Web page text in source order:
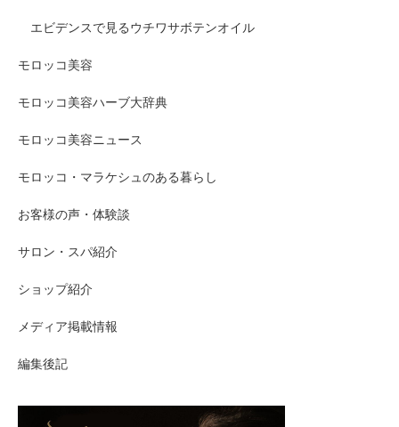
エビデンスで見るウチワサボテンオイル
モロッコ美容
モロッコ美容ハーブ大辞典
モロッコ美容ニュース
モロッコ・マラケシュのある暮らし
お客様の声・体験談
サロン・スパ紹介
ショップ紹介
メディア掲載情報
編集後記